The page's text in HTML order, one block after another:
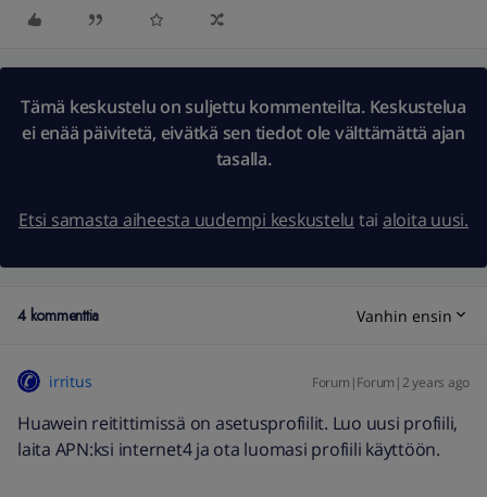
Tämä keskustelu on suljettu kommenteilta. Keskustelua
ei enää päivitetä, eivätkä sen tiedot ole välttämättä ajan
tasalla.
Etsi samasta aiheesta uudempi keskustelu tai aloita uusi.
4 kommenttia Vanhin ensin
irritus Forum|Forum|2 years ago
Huawein reitittimissä on asetusprofiilit. Luo uusi profiili,
laita APN:ksi internet4 ja ota luomasi profiili käyttöön.